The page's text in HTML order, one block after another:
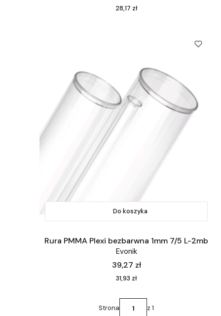
Cena
28,17 zł
Do koszyka
Rura PMMA Plexi bezbarwna 1mm 7/5 L-2mb
Evonik
Cena
39,27 zł
Cena
31,93 zł
Strona z 1